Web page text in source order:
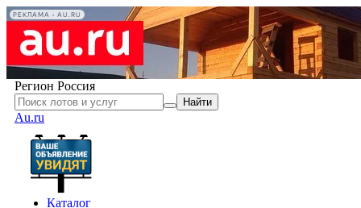
РЕКЛАМА • AU.RU
Регион Россия
Найти
Au.ru
Каталог